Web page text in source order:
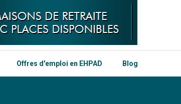
Offres d'emploi en EHPAD Blog